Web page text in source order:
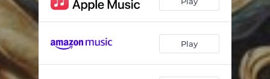
Ouroboros 04:14
04:06
Play